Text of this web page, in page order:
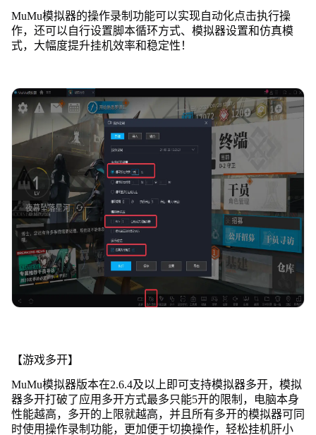
MuMu模拟器的操作录制功能可以实现自动化点击执行操
作，还可以自行设置脚本循环方式、模拟器设置和仿真模
式，大幅度提升挂机效率和稳定性！
【游戏多开】
MuMu模拟器版本在2.6.4及以上即可支持模拟器多开，模拟
器多开打破了应用多开方式最多只能5开的限制，电脑本身
性能越高，多开的上限就越高，并且所有多开的模拟器可同
时使用操作录制功能，更加便于切换操作，轻松挂机肝小